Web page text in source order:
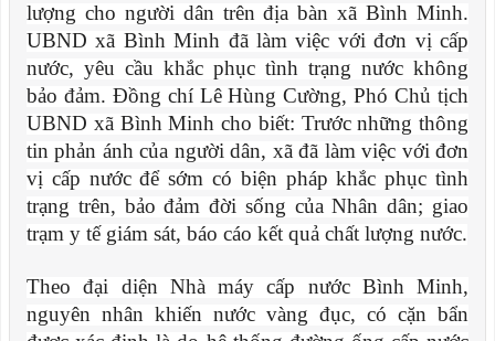
lượng cho người dân trên địa bàn xã Bình Minh.
UBND xã Bình Minh đã làm việc với đơn vị cấp
nước, yêu cầu khắc phục tình trạng nước không
bảo đảm. Đồng chí Lê Hùng Cường, Phó Chủ tịch
UBND xã Bình Minh cho biết: Trước những thông
tin phản ánh của người dân, xã đã làm việc với đơn
vị cấp nước để sớm có biện pháp khắc phục tình
trạng trên, bảo đảm đời sống của Nhân dân; giao
trạm y tế giám sát, báo cáo kết quả chất lượng nước.
Theo đại diện Nhà máy cấp nước Bình Minh,
nguyên nhân khiến nước vàng đục, có cặn bẩn